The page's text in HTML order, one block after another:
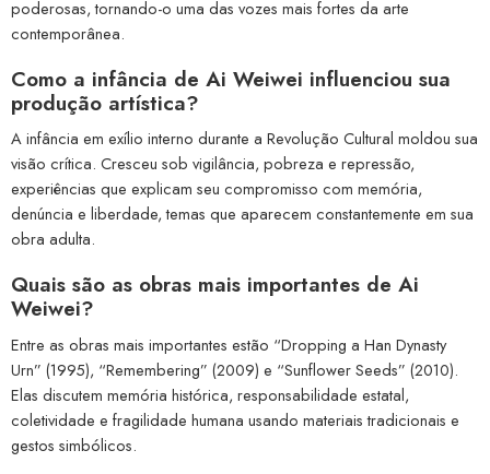
poderosas, tornando-o uma das vozes mais fortes da arte
contemporânea.
Como a infância de Ai Weiwei influenciou sua
produção artística?
A infância em exílio interno durante a Revolução Cultural moldou sua
visão crítica. Cresceu sob vigilância, pobreza e repressão,
experiências que explicam seu compromisso com memória,
denúncia e liberdade, temas que aparecem constantemente em sua
obra adulta.
Quais são as obras mais importantes de Ai
Weiwei?
Entre as obras mais importantes estão “Dropping a Han Dynasty
Urn” (1995), “Remembering” (2009) e “Sunflower Seeds” (2010).
Elas discutem memória histórica, responsabilidade estatal,
coletividade e fragilidade humana usando materiais tradicionais e
gestos simbólicos.